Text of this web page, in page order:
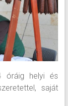
óráig helyi és
saját